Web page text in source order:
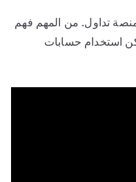
تداول. من المهم فهم
استخدام حسابات